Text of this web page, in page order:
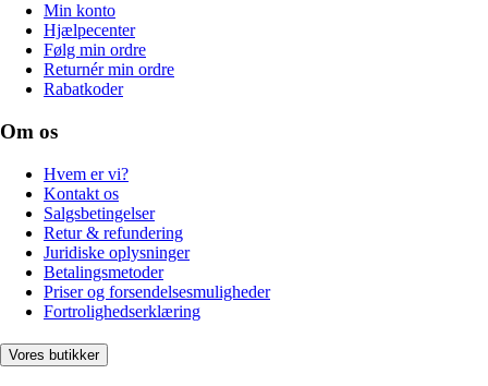
Min konto
Hjælpecenter
Følg min ordre
Returnér min ordre
Rabatkoder
Om os
Hvem er vi?
Kontakt os
Salgsbetingelser
Retur & refundering
Juridiske oplysninger
Betalingsmetoder
Priser og forsendelsesmuligheder
Fortrolighedserklæring
Vores butikker